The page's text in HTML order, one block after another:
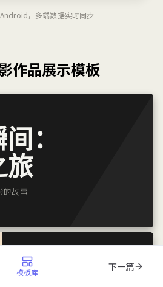
，多端数据实时同步
作品展示模板
模板库 下一篇